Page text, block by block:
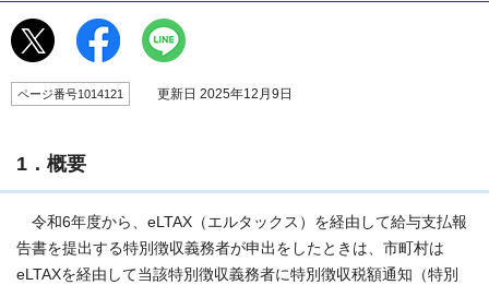
ページ番号1014121 更新日 2025年12月9日
1．概要
令和6年度から、eLTAX（エルタックス）を経由して給与支払報
告書を提出する特別徴収義務者が申出をしたときは、市町村は
eLTAXを経由して当該特別徴収義務者に特別徴収税額通知（特別